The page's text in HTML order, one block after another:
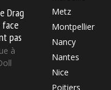
Drag
pas
à
Metz
Montpellier
Nancy
Nantes
Nice
Poitiers